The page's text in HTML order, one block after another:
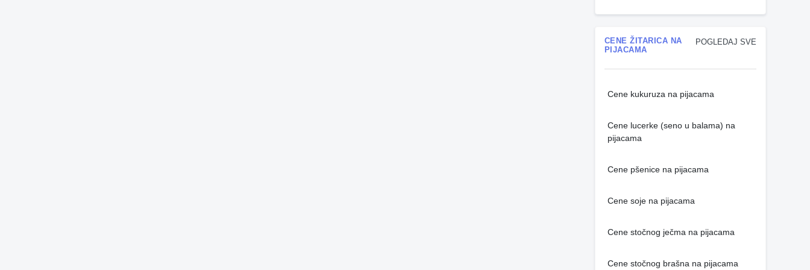
POGLEDAJ SVE
CENE ŽITARICA NA
PIJACAMA
Cene kukuruza na pijacama
Cene lucerke (seno u balama) na
pijacama
Cene pšenice na pijacama
Cene soje na pijacama
Cene stočnog ječma na pijacama
Cene stočnog brašna na pijacama